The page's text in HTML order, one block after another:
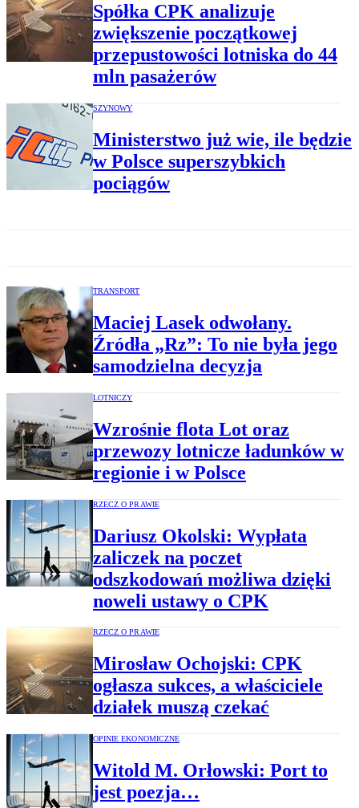
Spółka CPK analizuje
zwiększenie początkowej
przepustowości lotniska do 44
mln pasażerów
SZYNOWY
Ministerstwo już wie, ile będzie
w Polsce superszybkich
pociągów
TRANSPORT
Maciej Lasek odwołany.
Źródła „Rz”: To nie była jego
samodzielna decyzja
LOTNICZY
Wzrośnie flota Lot oraz
przewozy lotnicze ładunków w
regionie i w Polsce
RZECZ O PRAWIE
Dariusz Okolski: Wypłata
zaliczek na poczet
odszkodowań możliwa dzięki
noweli ustawy o CPK
RZECZ O PRAWIE
Mirosław Ochojski: CPK
ogłasza sukces, a właściciele
działek muszą czekać
OPINIE EKONOMICZNE
Witold M. Orłowski: Port to
jest poezja…